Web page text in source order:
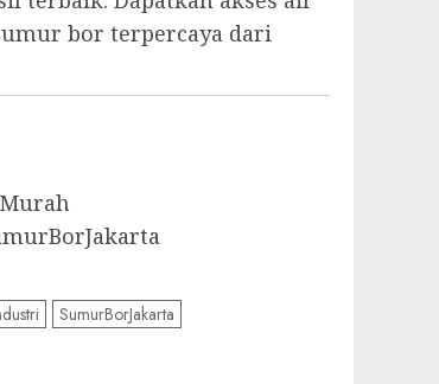
bor terpercaya dari
SumurBorJakarta